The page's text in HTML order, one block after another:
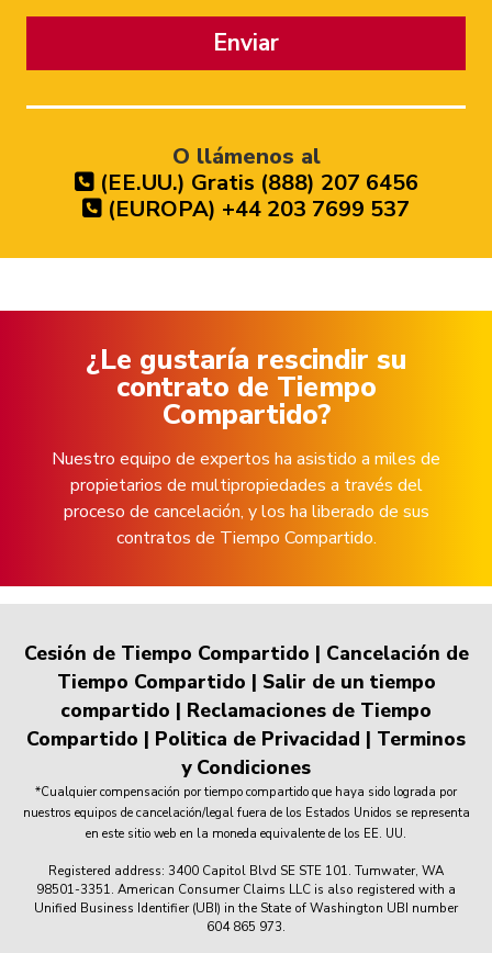
Enviar
O llámenos al
(EE.UU.) Gratis (888) 207 6456
(EUROPA) +44 203 7699 537
¿Le gustaría rescindir su
contrato de Tiempo
Compartido?
Nuestro equipo de expertos ha asistido a miles de
propietarios de multipropiedades a través del
proceso de cancelación, y los ha liberado de sus
contratos de Tiempo Compartido.
Cesión de Tiempo Compartido | Cancelación de
Tiempo Compartido | Salir de un tiempo
compartido | Reclamaciones de Tiempo
Compartido | Politica de Privacidad | Terminos
y Condiciones
*Cualquier compensación por tiempo compartido que haya sido lograda por
nuestros equipos de cancelación/legal fuera de los Estados Unidos se representa
en este sitio web en la moneda equivalente de los EE. UU.
Registered address: 3400 Capitol Blvd SE STE 101. Tumwater, WA
98501-3351. American Consumer Claims LLC is also registered with a
Unified Business Identifier (UBI) in the State of Washington UBI number
604 865 973.